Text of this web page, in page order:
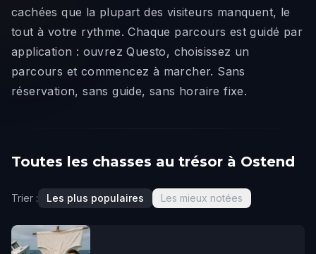
cachées que la plupart des visiteurs manquent, le
tout à votre rythme. Chaque parcours est guidé par
application : ouvrez Questo, choisissez un
parcours et commencez à marcher. Sans
réservation, sans guide, sans horaire fixe.
Toutes les chasses au trésor à Ostend
Trier : Les plus populaires Les mieux notées